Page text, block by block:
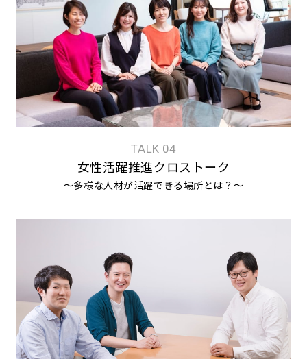
TALK 04
女性活躍推進クロストーク
〜多様な人材が活躍できる場所とは？〜